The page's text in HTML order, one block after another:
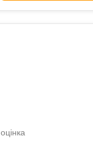
оцінка